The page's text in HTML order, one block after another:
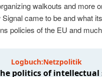
walkouts and more
came to be and what
policies of the EU and